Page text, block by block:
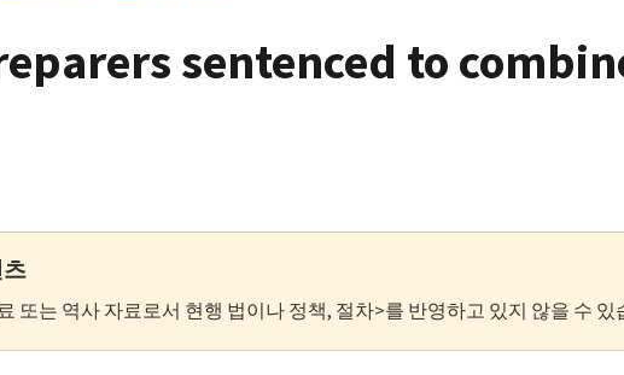
sentenced to
또는 역사 자료로서 현행 법이나 정책, 절차>를 반영하고 있지 않을 수 있